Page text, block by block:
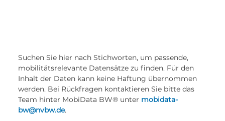
Suchen Sie hier nach Stichworten, um passende,
mobilitätsrelevante Datensätze zu finden. Für den
Inhalt der Daten kann keine Haftung übernommen
werden. Bei Rückfragen kontaktieren Sie bitte das
Team hinter MobiData BW® unter mobidata-
bw@nvbw.de.